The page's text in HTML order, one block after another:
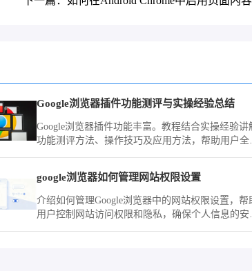
Google浏览器插件功能测评与实操经验总结
Google浏览器插件功能丰富。教程结合实操经验讲
功能测评方法、操作技巧及应用方法，帮助用户全
google浏览器如何管理网站权限设置
介绍如何管理Google浏览器中的网站权限设置，帮
用户控制网站访问权限和隐私，确保个人信息的安